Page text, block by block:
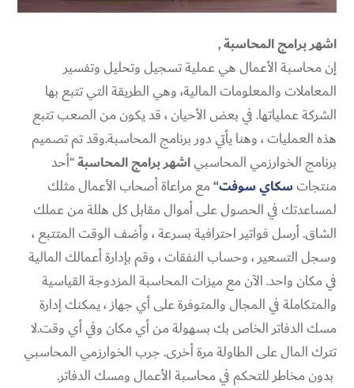
اشهر برامج المحاسبة,
إن محاسبة الأعمال هي عملية تسجيل وتحليل وتفسير
المعاملات والمعلومات المالية، وهي الطريقة التي تتبع بها
الشركة عملياتها. في بعض الأحيان ، قد يكون من الصعب تتبع
هذه العمليات ، وهنا يأتي دور برنامج المحاسبة.وقد تم تصميم
برنامج الخوارزمي المحاسبياشهر برامج المحاسبة“أحد
منتجاتسكاي سوفت“مع مراعاة أصحاب الأعمال مثلك
لمساعدتك في الحصول على أموال مقابل كل هللة من عملك
الشاق. أرسل فواتير احترافية بسرعة ، وأضف الوقت المتتبع ،
وسجل التسعير ، وحساب النفقات ، وقم بإدارة أعمالك المالية
في مكان واحد. الآن مع ميزات المحاسبة المزدوجة القياسية
والمتكاملة في المجال والمتوفرة على أي جهاز ، يمكنك إدارة
مسك الدفاتر الخاص بك بسهولة من أي مكان وفي أي وقت.لا
تترك المال على الطاولة مرة أخرى. جرب الخوارزمي المحاسبي
بدون مخاطر للتحكم في محاسبة الأعمال ومسك الدفاتر.